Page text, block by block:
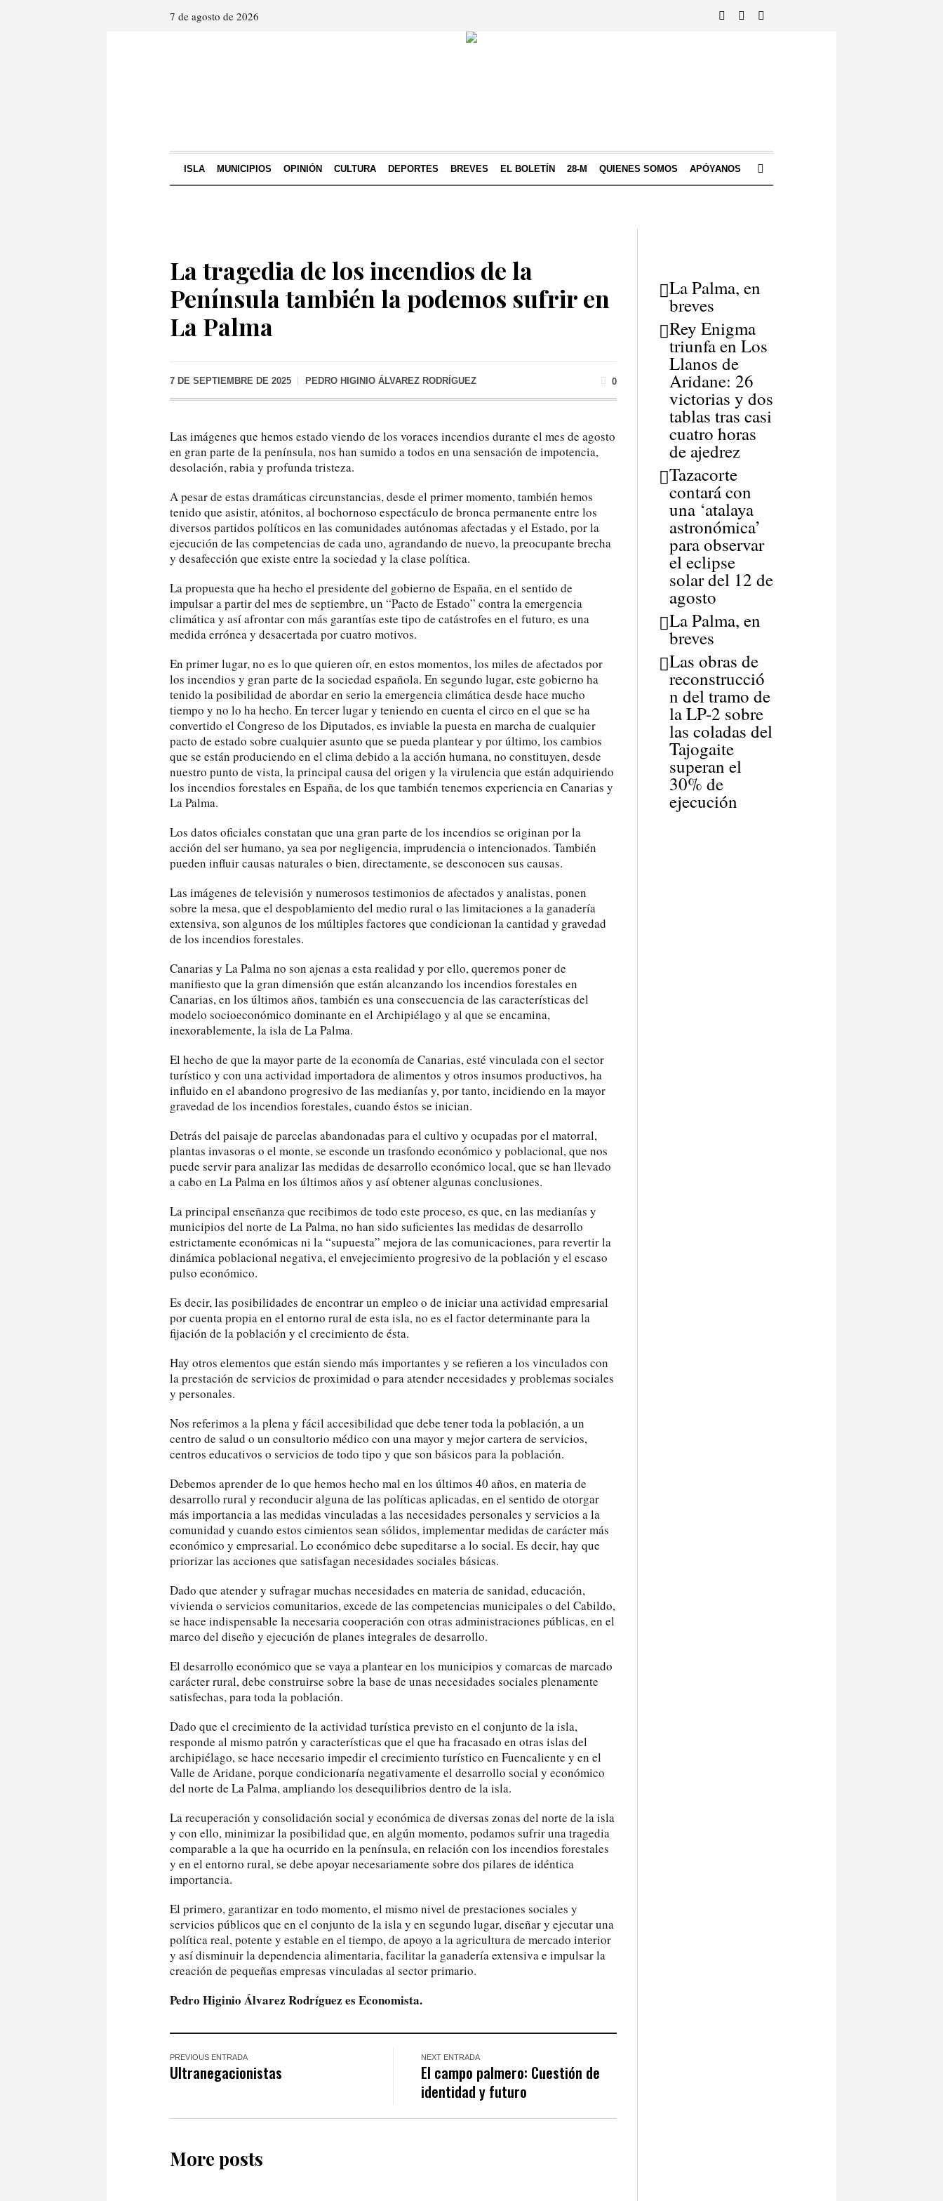
7 de agosto de 2026
ISLA MUNICIPIOS OPINIÓN CULTURA DEPORTES BREVES EL BOLETÍN 28-M QUIENES SOMOS APÓYANOS
La tragedia de los incendios de la
Península también la podemos sufrir en
La Palma
7 DE SEPTIEMBRE DE 2025 PEDRO HIGINIO ÁLVAREZ RODRÍGUEZ 0
Las imágenes que hemos estado viendo de los voraces incendios durante el mes de agosto
en gran parte de la península, nos han sumido a todos en una sensación de impotencia,
desolación, rabia y profunda tristeza.
A pesar de estas dramáticas circunstancias, desde el primer momento, también hemos
tenido que asistir, atónitos, al bochornoso espectáculo de bronca permanente entre los
diversos partidos políticos en las comunidades autónomas afectadas y el Estado, por la
ejecución de las competencias de cada uno, agrandando de nuevo, la preocupante brecha
y desafección que existe entre la sociedad y la clase política.
La propuesta que ha hecho el presidente del gobierno de España, en el sentido de
impulsar a partir del mes de septiembre, un “Pacto de Estado” contra la emergencia
climática y así afrontar con más garantías este tipo de catástrofes en el futuro, es una
medida errónea y desacertada por cuatro motivos.
En primer lugar, no es lo que quieren oír, en estos momentos, los miles de afectados por
los incendios y gran parte de la sociedad española. En segundo lugar, este gobierno ha
tenido la posibilidad de abordar en serio la emergencia climática desde hace mucho
tiempo y no lo ha hecho. En tercer lugar y teniendo en cuenta el circo en el que se ha
convertido el Congreso de los Diputados, es inviable la puesta en marcha de cualquier
pacto de estado sobre cualquier asunto que se pueda plantear y por último, los cambios
que se están produciendo en el clima debido a la acción humana, no constituyen, desde
nuestro punto de vista, la principal causa del origen y la virulencia que están adquiriendo
los incendios forestales en España, de los que también tenemos experiencia en Canarias y
La Palma.
Los datos oficiales constatan que una gran parte de los incendios se originan por la
acción del ser humano, ya sea por negligencia, imprudencia o intencionados. También
pueden influir causas naturales o bien, directamente, se desconocen sus causas.
Las imágenes de televisión y numerosos testimonios de afectados y analistas, ponen
sobre la mesa, que el despoblamiento del medio rural o las limitaciones a la ganadería
extensiva, son algunos de los múltiples factores que condicionan la cantidad y gravedad
de los incendios forestales.
Canarias y La Palma no son ajenas a esta realidad y por ello, queremos poner de
manifiesto que la gran dimensión que están alcanzando los incendios forestales en
Canarias, en los últimos años, también es una consecuencia de las características del
modelo socioeconómico dominante en el Archipiélago y al que se encamina,
inexorablemente, la isla de La Palma.
El hecho de que la mayor parte de la economía de Canarias, esté vinculada con el sector
turístico y con una actividad importadora de alimentos y otros insumos productivos, ha
influido en el abandono progresivo de las medianías y, por tanto, incidiendo en la mayor
gravedad de los incendios forestales, cuando éstos se inician.
Detrás del paisaje de parcelas abandonadas para el cultivo y ocupadas por el matorral,
plantas invasoras o el monte, se esconde un trasfondo económico y poblacional, que nos
puede servir para analizar las medidas de desarrollo económico local, que se han llevado
a cabo en La Palma en los últimos años y así obtener algunas conclusiones.
La principal enseñanza que recibimos de todo este proceso, es que, en las medianías y
municipios del norte de La Palma, no han sido suficientes las medidas de desarrollo
estrictamente económicas ni la “supuesta” mejora de las comunicaciones, para revertir la
dinámica poblacional negativa, el envejecimiento progresivo de la población y el escaso
pulso económico.
Es decir, las posibilidades de encontrar un empleo o de iniciar una actividad empresarial
por cuenta propia en el entorno rural de esta isla, no es el factor determinante para la
fijación de la población y el crecimiento de ésta.
Hay otros elementos que están siendo más importantes y se refieren a los vinculados con
la prestación de servicios de proximidad o para atender necesidades y problemas sociales
y personales.
Nos referimos a la plena y fácil accesibilidad que debe tener toda la población, a un
centro de salud o un consultorio médico con una mayor y mejor cartera de servicios,
centros educativos o servicios de todo tipo y que son básicos para la población.
Debemos aprender de lo que hemos hecho mal en los últimos 40 años, en materia de
desarrollo rural y reconducir alguna de las políticas aplicadas, en el sentido de otorgar
más importancia a las medidas vinculadas a las necesidades personales y servicios a la
comunidad y cuando estos cimientos sean sólidos, implementar medidas de carácter más
económico y empresarial. Lo económico debe supeditarse a lo social. Es decir, hay que
priorizar las acciones que satisfagan necesidades sociales básicas.
Dado que atender y sufragar muchas necesidades en materia de sanidad, educación,
vivienda o servicios comunitarios, excede de las competencias municipales o del Cabildo,
se hace indispensable la necesaria cooperación con otras administraciones públicas, en el
marco del diseño y ejecución de planes integrales de desarrollo.
El desarrollo económico que se vaya a plantear en los municipios y comarcas de marcado
carácter rural, debe construirse sobre la base de unas necesidades sociales plenamente
satisfechas, para toda la población.
Dado que el crecimiento de la actividad turística previsto en el conjunto de la isla,
responde al mismo patrón y características que el que ha fracasado en otras islas del
archipiélago, se hace necesario impedir el crecimiento turístico en Fuencaliente y en el
Valle de Aridane, porque condicionaría negativamente el desarrollo social y económico
del norte de La Palma, ampliando los desequilibrios dentro de la isla.
La recuperación y consolidación social y económica de diversas zonas del norte de la isla
y con ello, minimizar la posibilidad que, en algún momento, podamos sufrir una tragedia
comparable a la que ha ocurrido en la península, en relación con los incendios forestales
y en el entorno rural, se debe apoyar necesariamente sobre dos pilares de idéntica
importancia.
El primero, garantizar en todo momento, el mismo nivel de prestaciones sociales y
servicios públicos que en el conjunto de la isla y en segundo lugar, diseñar y ejecutar una
política real, potente y estable en el tiempo, de apoyo a la agricultura de mercado interior
y así disminuir la dependencia alimentaria, facilitar la ganadería extensiva e impulsar la
creación de pequeñas empresas vinculadas al sector primario.
Pedro Higinio Álvarez Rodríguez es Economista.
PREVIOUS ENTRADA
Ultranegacionistas
NEXT ENTRADA
El campo palmero: Cuestión de
identidad y futuro
More posts
La Palma, en
breves
Rey Enigma
triunfa en Los
Llanos de
Aridane: 26
victorias y dos
tablas tras casi
cuatro horas
de ajedrez
Tazacorte
contará con
una ‘atalaya
astronómica’
para observar
el eclipse
solar del 12 de
agosto
La Palma, en
breves
Las obras de
reconstrucció
n del tramo de
la LP-2 sobre
las coladas del
Tajogaite
superan el
30% de
ejecución